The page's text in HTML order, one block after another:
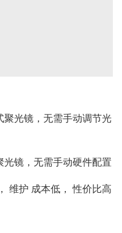
聚光镜，无需手动调节光
镜，无需手动硬件配置
维护 成本低， 性价比高